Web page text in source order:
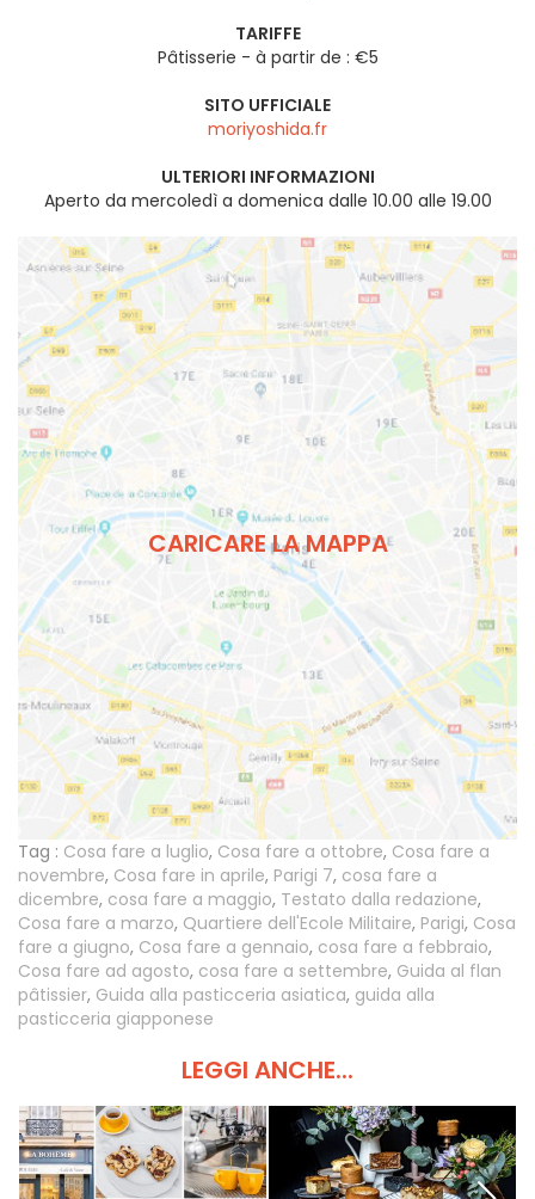
TARIFFE
Pâtisserie - à partir de : €5
SITO UFFICIALE
moriyoshida.fr
ULTERIORI INFORMAZIONI
Aperto da mercoledì a domenica dalle 10.00 alle 19.00
CARICARE LA MAPPA
Tag : Cosa fare a luglio, Cosa fare a ottobre, Cosa fare a
novembre, Cosa fare in aprile, Parigi 7, cosa fare a
dicembre, cosa fare a maggio, Testato dalla redazione,
Cosa fare a marzo, Quartiere dell'Ecole Militaire, Parigi, Cosa
fare a giugno, Cosa fare a gennaio, cosa fare a febbraio,
Cosa fare ad agosto, cosa fare a settembre, Guida al flan
pâtissier, Guida alla pasticceria asiatica, guida alla
pasticceria giapponese
LEGGI ANCHE...